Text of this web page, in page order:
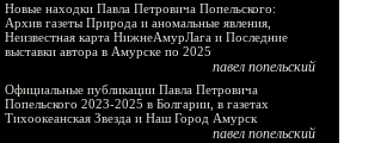
Новые находки Павла Петровича Попельского:
Архив газеты Природа и аномальные явления,
Неизвестная карта НижнеАмурЛага и Последние
выставки автора в Амурске по 2025
павел попельский
Официальные публикации Павла Петровича
Попельского 2023-2025 в Болгарии, в газетах
Тихоокеанская Звезда и Наш Город Амурск
павел попельский